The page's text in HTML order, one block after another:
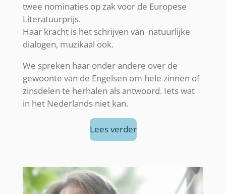
twee nominaties op zak voor de Europese
Literatuurprijs.
Haar kracht is het schrijven van natuurlijke
dialogen, muzikaal ook.
We spreken haar onder andere over de
gewoonte van de Engelsen om hele zinnen of
zinsdelen te herhalen als antwoord. Iets wat
in het Nederlands niet kan.
Lees verder